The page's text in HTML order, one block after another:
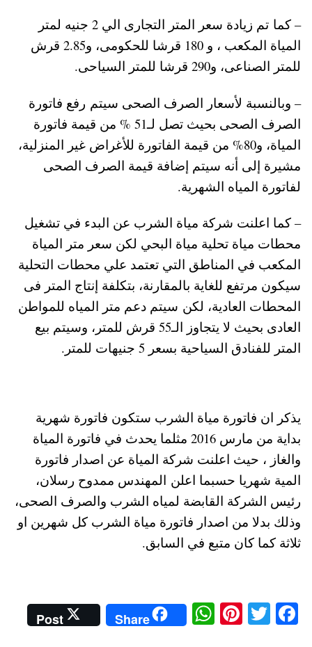
– كما تم زيادة سعر المتر التجارى الي 2 جنيه لمتر
المياة المكعب ، و 180 قرشا للحكومى، و2.85 قرش
للمتر الصناعى، و290 قرشا للمتر السياحى.
– وبالنسبة لأسعار الصرف الصحى سيتم رفع فاتورة
الصرف الصحى بحيث تصل لـ51 % من قيمة فاتورة
المياة، و80% من قيمة الفاتورة للأغراض غير المنزلية،
مشيرة إلى أنه سيتم إضافة قيمة الصرف الصحى
لفاتورة المياه الشهرية.
– كما اعلنت شركة مياة الشرب عن البدء في تشغيل
محطات مياة تحلية مياة البحي لكن سعر متر المياة
المكعب في المناطق التي تعتمد علي محطات التحلية
سيكون مرتفع للغاية بالمقارنة، بتكلفة إنتاج المتر فى
المحطات العادية، لكن سيتم دعم متر المياه للمواطن
العادى بحيث لا يتجاوز الـ55 قرش للمتر، وسيتم بيع
المتر للفنادق السياحية بسعر 5 جنيهات للمتر.
يذكر ان فاتورة مياة الشرب ستكون فاتورة شهرية
بداية من مارس 2016 مثلما يحدث في فاتورة المياة
والغاز ، حيث اعلنت شركة المياة عن اصدار فاتورة
المية شهريا حسبما اعلن المهندس ممدوح رسلان،
رئيس الشركة القابضة لمياه الشرب والصرف الصحى،
وذلك بدلا من اصدار فاتورة مياة الشرب كل شهرين او
ثلاثة كما كان متبع في السابق.
Fa
T
Pi
W
ha
Share
Post